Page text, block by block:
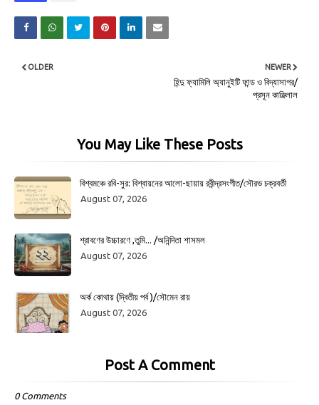
NEWER
হিন্দু ফ্যামিলি অ্যানুইটি ফান্ড ও বিদ্যাসাগর/
প্রসূন কাঞ্জিলাল
OLDER
You May Like These Posts
বিশ্বমঞ্চে রবি-সুর: বিশ্বায়নের আলো-ছায়ায় রবীন্দ্রসংগীত/সৌরভ চক্রবর্তী
August 07, 2026
শ্রাবণের উচ্চারণে ,তুমি... /অনিন্দিতা শাসমল
August 07, 2026
অর্ক কোথায় (দ্বিতীয় পর্ব )/সৌমেন রায়
August 07, 2026
Post A Comment
0 Comments